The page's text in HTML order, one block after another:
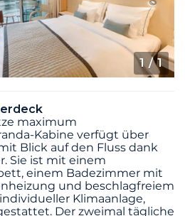
1 / 1
maximum
Kabine verfügt über
Blick auf den Fluss dank
Sie ist mit einem
einem Badezimmer mit
und beschlagfreiem
Klimaanlage,
Der zweimal tägliche